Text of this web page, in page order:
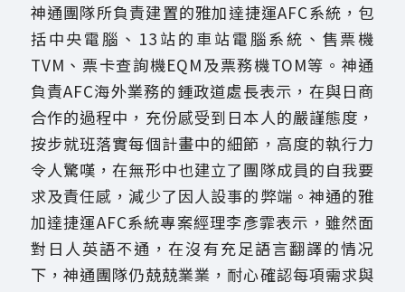
神通團隊所負責建置的雅加達捷運AFC系統，包
括中央電腦、13站的車站電腦系統、售票機
TVM、票卡查詢機EQM及票務機TOM等。神通
負責AFC海外業務的鍾政道處長表示，在與日商
合作的過程中，充份感受到日本人的嚴謹態度，
按步就班落實每個計畫中的細節，高度的執行力
令人驚嘆，在無形中也建立了團隊成員的自我要
求及責任感，減少了因人設事的弊端。神通的雅
加達捷運AFC系統專案經理李彥霏表示，雖然面
對日人英語不通，在沒有充足語言翻譯的情况
下，神通團隊仍兢兢業業，耐心確認每項需求與